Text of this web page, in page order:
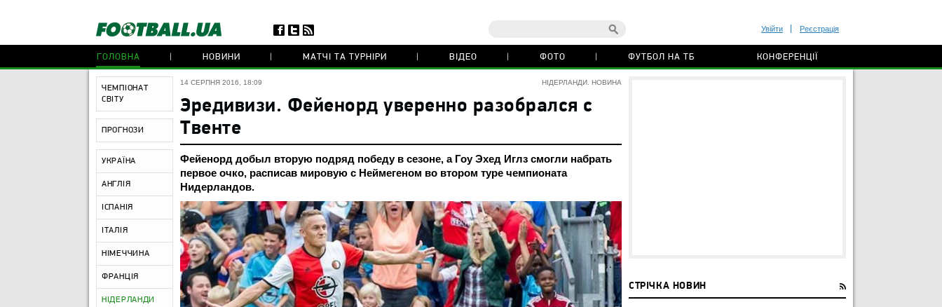
Увійти Реєстрація
ГОЛОВНА НОВИНИ МАТЧІ ТА ТУРНІРИ ВІДЕО ФОТО ФУТБОЛ НА ТБ КОНФЕРЕНЦІЇ
ЧЕМПІОНАТ
СВІТУ
ПРОГНОЗИ
УКРАЇНА
АНГЛІЯ
ІСПАНІЯ
ІТАЛІЯ
НІМЕЧЧИНА
ФРАНЦІЯ
НІДЕРЛАНДИ
НІДЕРЛАНДИ. НОВИНА
14 СЕРПНЯ 2016, 18:09
Эредивизи. Фейенорд уверенно разобрался с
Твенте
Фейенорд добыл вторую подряд победу в сезоне, а Гоу Эхед Иглз смогли набрать
первое очко, расписав мировую с Неймегеном во втором туре чемпионата
Нидерландов.
СТРІЧКА НОВИН